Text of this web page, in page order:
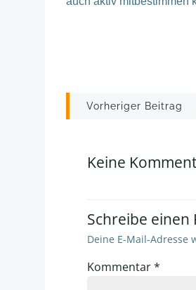
Post
Vorheriger Beitrag
Keine
Schreibe
Deine E-Mail-
Kommentar*